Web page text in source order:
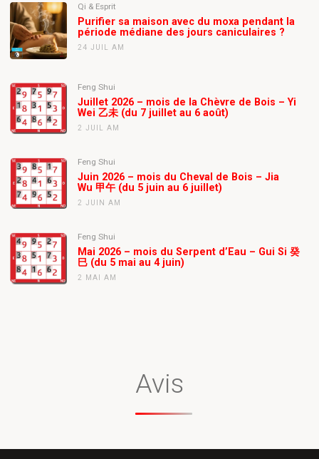
Qi & Esprit
Purifier sa maison avec du moxa pendant la
période médiane des jours caniculaires ?
24 JUIL AM
Feng Shui
Juillet 2026 – mois de la Chèvre de Bois – Yi
Wei 乙未 (du 7 juillet au 6 août)
2 JUIL AM
Feng Shui
Juin 2026 – mois du Cheval de Bois – Jia
Wu 甲午 (du 5 juin au 6 juillet)
2 JUIN AM
Feng Shui
Mai 2026 – mois du Serpent d’Eau – Gui Si 癸
巳 (du 5 mai au 4 juin)
2 MAI AM
Avis